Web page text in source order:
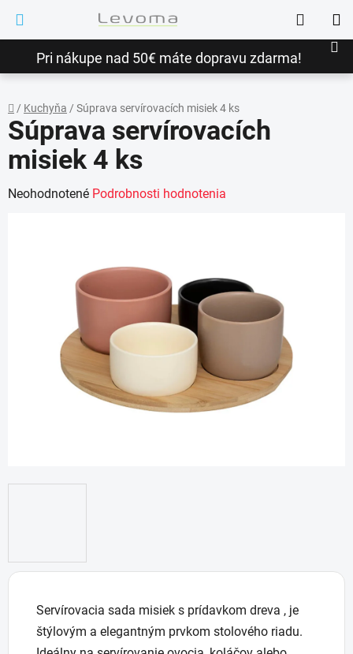
obsah
Pri nákupe nad 50€ máte dopravu zdarma!
Hľadať
Domov
/ Kuchyňa / Súprava servírovacích misiek 4 ks
Servírovacia sada misiek s prídavkom dreva , je
štýlovým a elegantným prvkom stolového riadu.
Súprava servírovacích
misiek 4 ks
Priemerné
hviezdičiek.
Neohodnotené Podrobnosti hodnotenia